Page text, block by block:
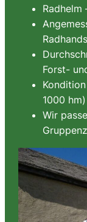
Forst-
1000 hm)
Wir